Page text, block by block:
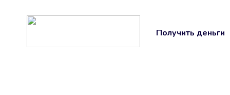
Получить деньги